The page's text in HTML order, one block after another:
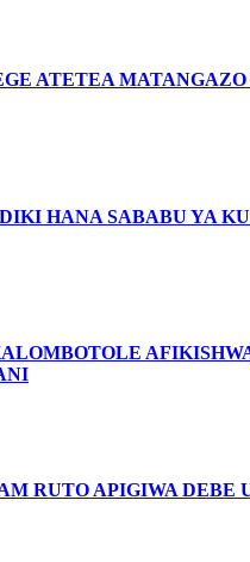
ATETEA
HANA SABABU YA
RUTO APIGIWA DEBE